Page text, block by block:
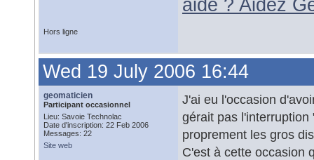
aide ? Aidez
Hors ligne
Wed 19 July 2006 16:44
geomaticien
Participant occasionnel
Lieu: Savoie Technolac
Date d'inscription: 22 Feb 2006
Messages: 22
Site web
J'ai eu l'occasion
gérait pas
proprement les gros
C'est à cette occasion